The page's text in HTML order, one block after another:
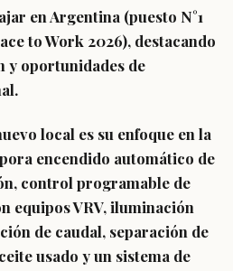
en Argentina (puesto N°1
to Work 2026), destacando
y oportunidades de
local es su enfoque en la
encendido automático de
control programable de
equipos VRV, iluminación
de caudal, separación de
usado y un sistema de